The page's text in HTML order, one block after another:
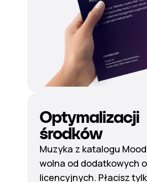
Optymalizacji
środków
Muzyka z katalogu
wolna od dodatkowych
licencyjnych. Płacisz